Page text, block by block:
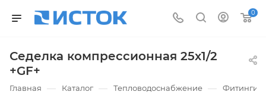
0
Седелка компрессионная 25х1/2
+GF+
Главная — Каталог — Тепловодоснабжение — Фитинги